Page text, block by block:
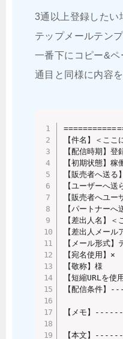
3通以上登録したい
テップメールテン
一番下にコピー&
通目と同様に内容
【件名】＜こ
【配信時期】
【初期状態】稼
【販売者へ送る
【ユーザーへ送
【販売者へユ
【パートナーへ
【差出人名】
【差出人メー
【メール形式】
【宛名使用】×
【敬称】様
【短縮URLを使
【配信条
【メモ
【本文